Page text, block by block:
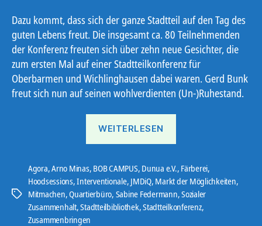
Dazu kommt, dass sich der ganze Stadtteil auf den Tag des
guten Lebens freut. Die insgesamt ca. 80 Teilnehmenden
der Konferenz freuten sich über zehn neue Gesichter, die
zum ersten Mal auf einer Stadtteilkonferenz für
Oberbarmen und Wichlinghausen dabei waren. Gerd Bunk
freut sich nun auf seinen wohlverdienten (Un-)Ruhestand.
WEITERLESEN
Schlagwörter
Agora,Arno Minas, BOB CAMPUS, Dunua e.V., Färberei,
Hoodsessions,Interventionale, JMDiQ, Markt der Möglichkeiten,
Mitmachen,Quartierbüro, Sabine Federmann,Sozialer
Zusammenhalt,Stadtteilbibliothek,Stadtteilkonferenz,
Zusammenbringen